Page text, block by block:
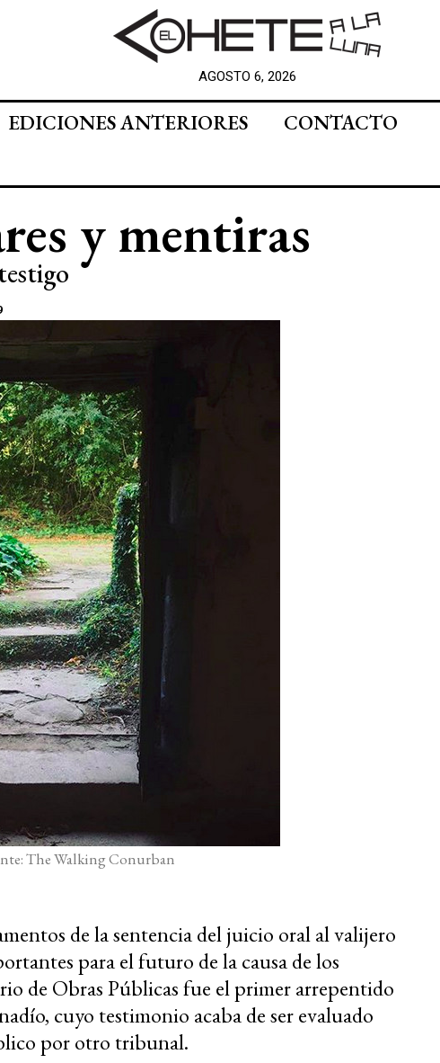
AGOSTO 6, 2026
EDICIONES ANTERIORES
CONTACTO
y mentiras
The Walking Conurban
de la sentencia del juicio oral al valijero
para el futuro de la causa de los
de Obras Públicas fue el primer arrepentido
cuyo testimonio acaba de ser evaluado
por otro tribunal.